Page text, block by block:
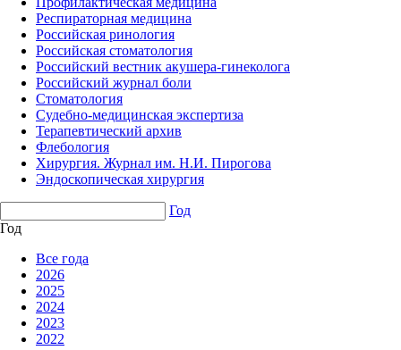
Респираторная медицина
Российская ринология
Российская стоматология
Российский вестник акушера-гинеколога
Российский журнал боли
Стоматология
Судебно-медицинская экспертиза
Терапевтический архив
Флебология
Хирургия. Журнал им. Н.И. Пирогова
Эндоскопическая хирургия
Год
Год
Все года
2026
2025
2024
2023
2022